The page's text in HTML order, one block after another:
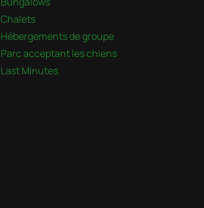
Chalets
Hébergements de groupe
Parc acceptant les chiens
Last Minutes